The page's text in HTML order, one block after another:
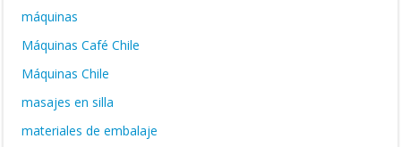
máquinas
Máquinas Café Chile
Máquinas Chile
masajes en silla
materiales de embalaje